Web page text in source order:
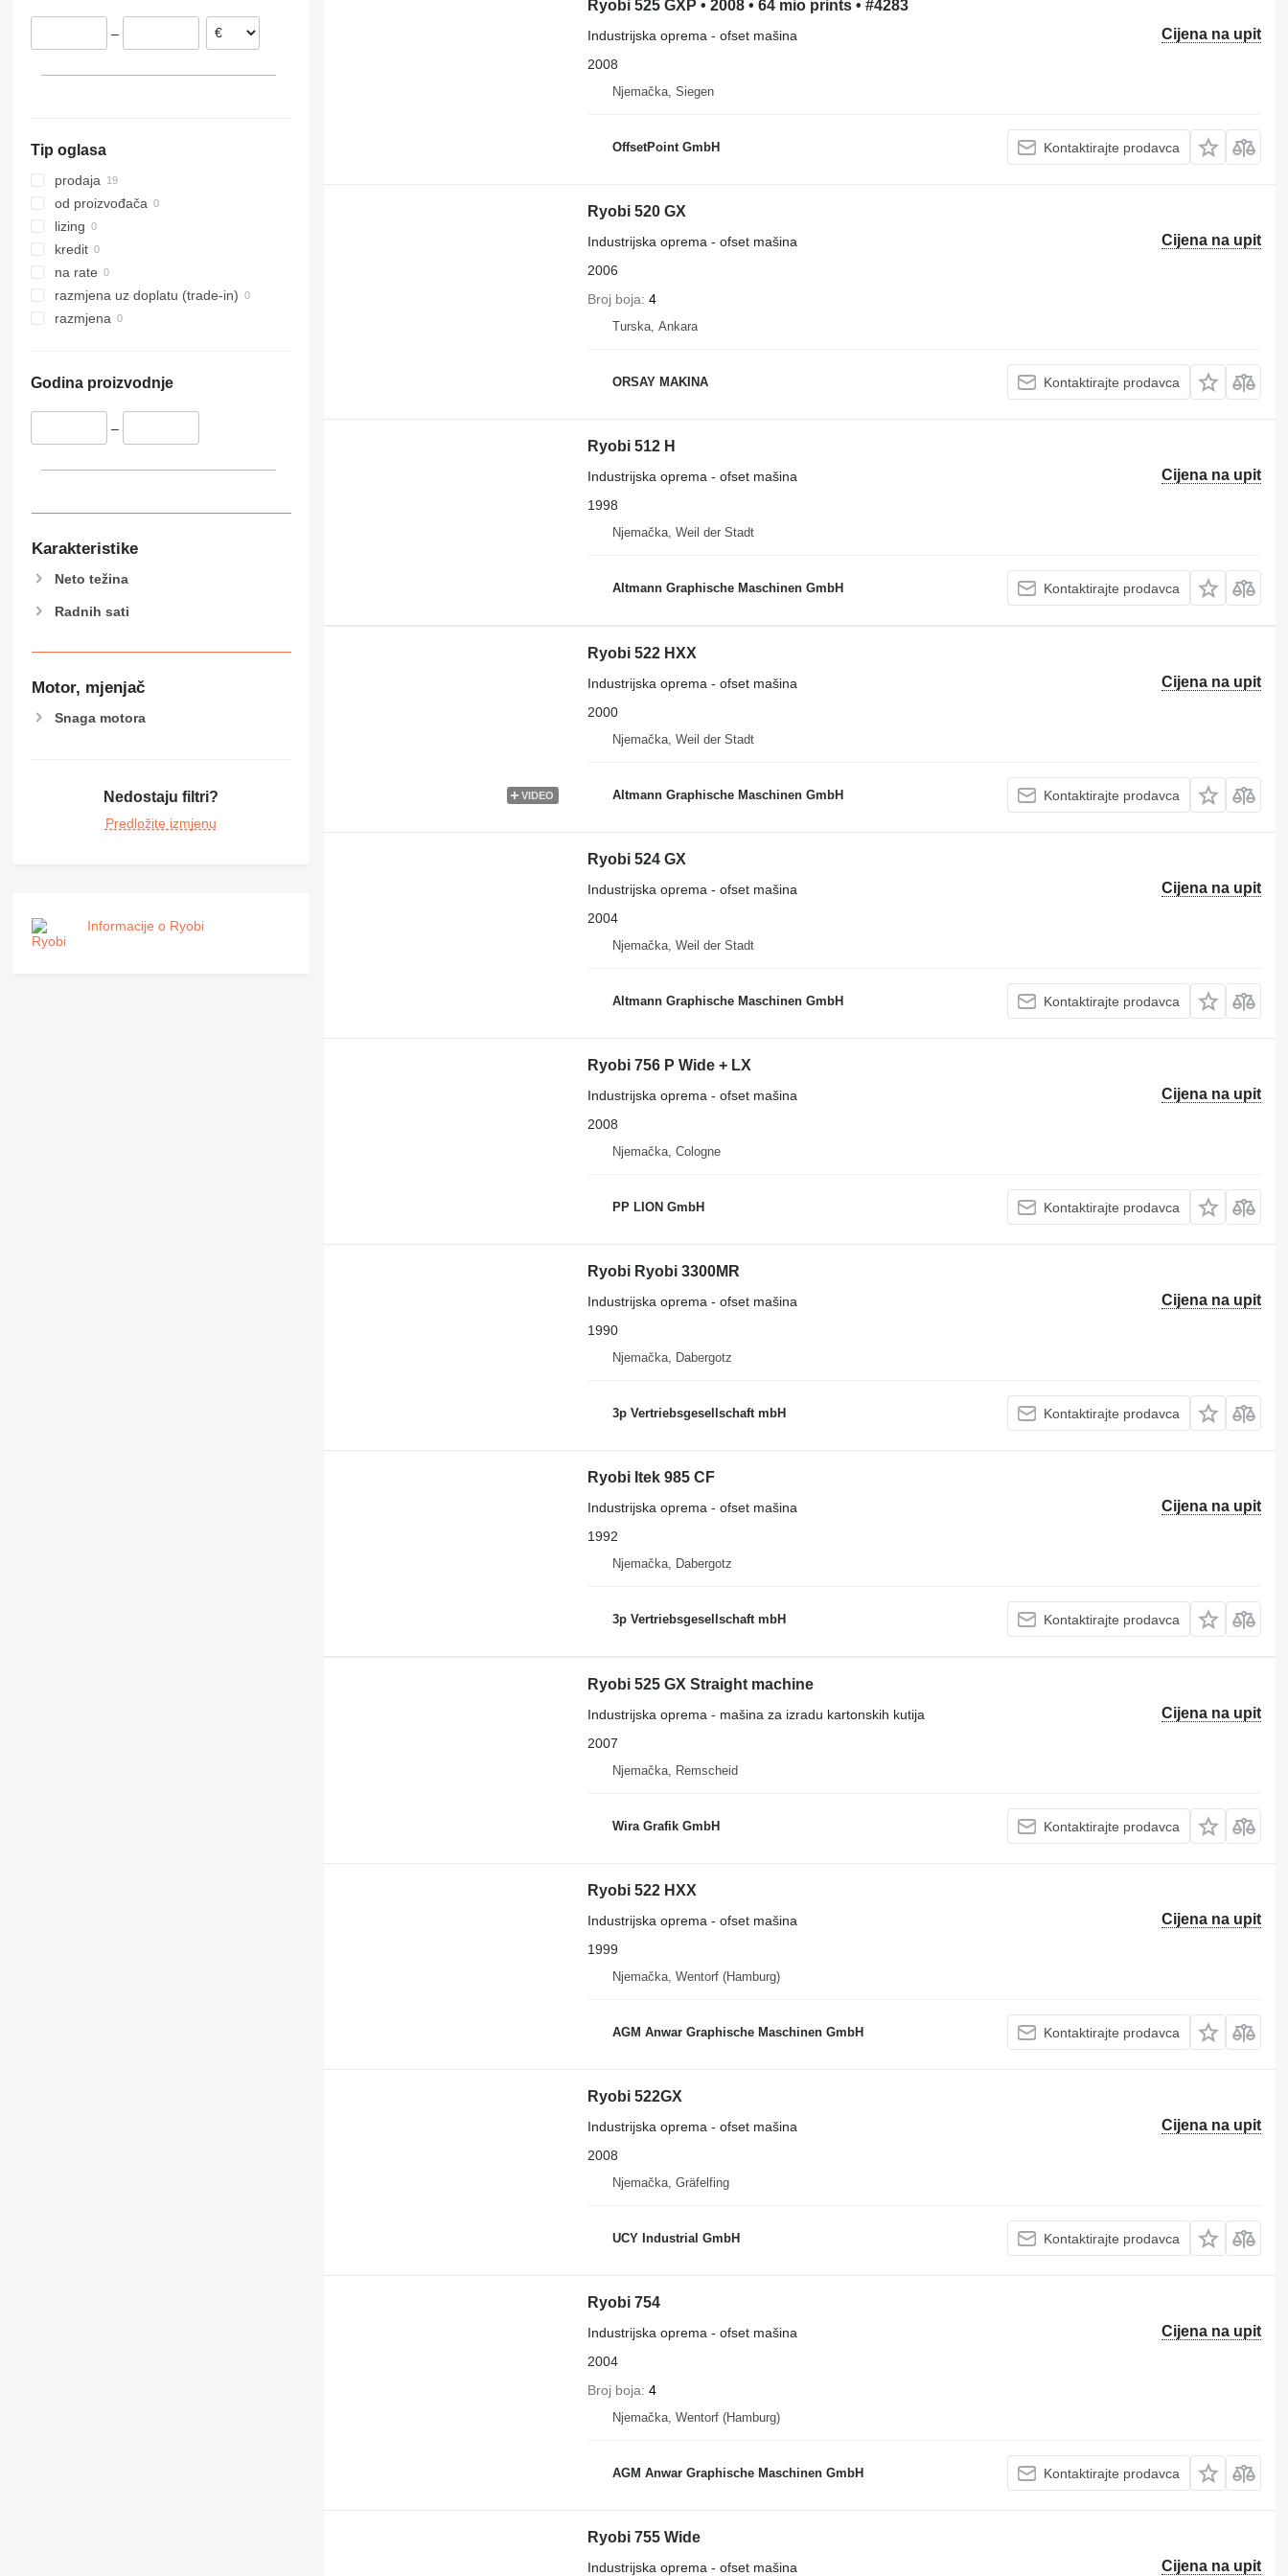
–
Tip oglasa
prodaja
od proizvođača
lizing
kredit
na rate
razmjena uz doplatu (trade-in)
razmjena
Godina proizvodnje
–
Karakteristike
Neto težina
Radnih sati
Motor, mjenjač
Snaga motora
Nedostaju filtri?
Predložite izmjenu
Informacije o Ryobi
Ryobi 525 GXP • 2008 • 64 mio prints • #4283
Cijena na upit
Industrijska oprema - ofset mašina
2008
Njemačka, Siegen
OffsetPoint GmbH Kontaktirajte prodavca
Ryobi 520 GX
Cijena na upit
Industrijska oprema - ofset mašina
2006
Broj boja 4
Turska, Ankara
ORSAY MAKINA Kontaktirajte prodavca
Ryobi 512 H
Cijena na upit
Industrijska oprema - ofset mašina
1998
Njemačka, Weil der Stadt
Altmann Graphische Maschinen GmbH Kontaktirajte prodavca
VIDEO
Ryobi 522 HXX
Cijena na upit
Industrijska oprema - ofset mašina
2000
Njemačka, Weil der Stadt
Altmann Graphische Maschinen GmbH Kontaktirajte prodavca
Ryobi 524 GX
Cijena na upit
Industrijska oprema - ofset mašina
2004
Njemačka, Weil der Stadt
Altmann Graphische Maschinen GmbH Kontaktirajte prodavca
Ryobi 756 P Wide + LX
Cijena na upit
Industrijska oprema - ofset mašina
2008
Njemačka, Cologne
PP LION GmbH Kontaktirajte prodavca
Ryobi Ryobi 3300MR
Cijena na upit
Industrijska oprema - ofset mašina
1990
Njemačka, Dabergotz
3p Vertriebsgesellschaft mbH Kontaktirajte prodavca
Ryobi Itek 985 CF
Cijena na upit
Industrijska oprema - ofset mašina
1992
Njemačka, Dabergotz
3p Vertriebsgesellschaft mbH Kontaktirajte prodavca
Ryobi 525 GX Straight machine
Cijena na upit
Industrijska oprema - mašina za izradu kartonskih kutija
2007
Njemačka, Remscheid
Wira Grafik GmbH Kontaktirajte prodavca
Ryobi 522 HXX
Cijena na upit
Industrijska oprema - ofset mašina
1999
Njemačka, Wentorf (Hamburg)
AGM Anwar Graphische Maschinen GmbH Kontaktirajte prodavca
Ryobi 522GX
Cijena na upit
Industrijska oprema - ofset mašina
2008
Njemačka, Gräfelfing
UCY Industrial GmbH Kontaktirajte prodavca
Ryobi 754
Cijena na upit
Industrijska oprema - ofset mašina
2004
Broj boja 4
Njemačka, Wentorf (Hamburg)
AGM Anwar Graphische Maschinen GmbH Kontaktirajte prodavca
Ryobi 755 Wide
Cijena na upit
Industrijska oprema - ofset mašina